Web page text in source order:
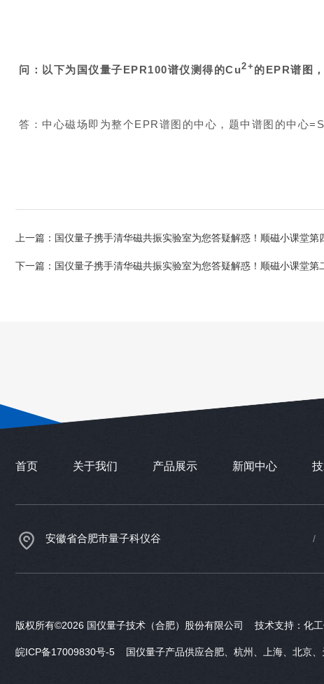
问：以下为国仪量子EPR100谱仪测得的Cu2+ 的EPR谱图
答：中心磁场即为整个EPR谱图的中心，题中谱图的中心
上一篇： 国仪量子携手清华磁共振实验室为您答疑解惑！顺磁小课堂第
下一篇： 国仪量子携手清华磁共振实验室为您答疑解惑！顺磁小课堂第
首页 关于我们 产品展示 新闻中心
安徽省合肥市量子科仪谷
版权所有©2026 国仪量子技术（合肥）股份有限公司 技术支持： 化
皖ICP备17009830号-5 国仪量子产品供应合肥、杭州、上海、北京